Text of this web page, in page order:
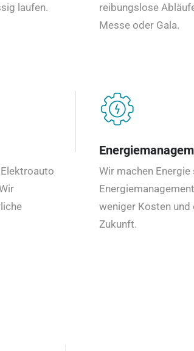
laufen.
reibungslose
Messe oder Gala.
Wir machen
weniger Kosten und
Zukunft.